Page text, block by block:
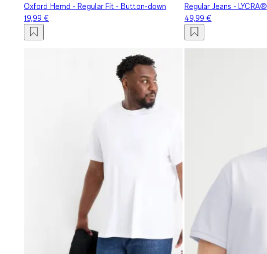
Oxford Hemd - Regular Fit - Button-down
19,99 €
Regular Jeans - LYCRA®
49,99 €